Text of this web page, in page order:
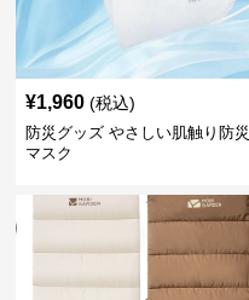
¥1,960 (税込)
防災グッズ やさしい肌触り防災
マスク